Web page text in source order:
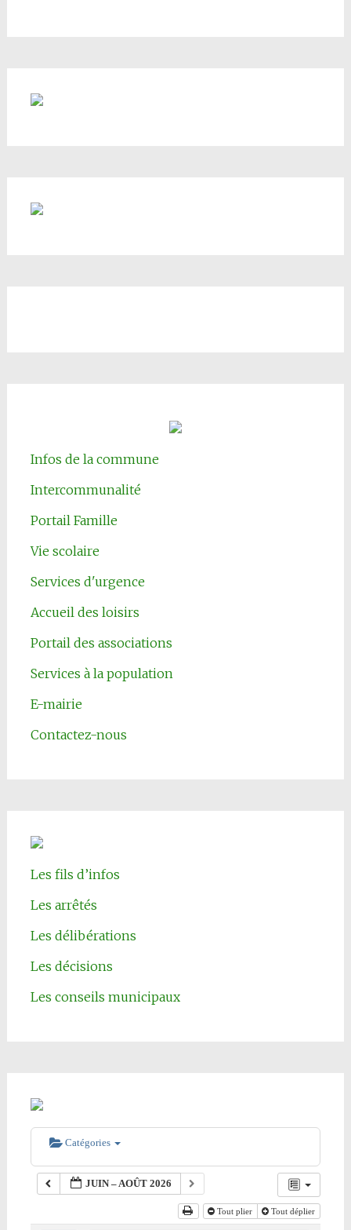
Infos de la commune
Intercommunalité
Portail Famille
Vie scolaire
Services d'urgence
Accueil des loisirs
Portail des associations
Services à la population
E-mairie
Contactez-nous
Les fils d’infos
Les arrêtés
Les délibérations
Les décisions
Les conseils municipaux
Catégories
JUIN – AOÛT 2026
Tout plier Tout déplier